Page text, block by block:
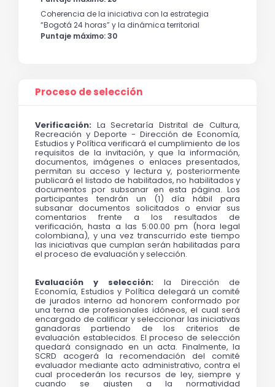
Coherencia de la iniciativa con la estrategia
“Bogotá 24 horas” y la dinámica territorial
Puntaje máximo: 30
Proceso de selección
Verificación: La Secretaría Distrital de Cultura,
Recreación y Deporte - Dirección de Economía,
Estudios y Política verificará el cumplimiento de los
requisitos de la invitación, y que la información,
documentos, imágenes o enlaces presentados,
permitan su acceso y lectura y, posteriormente
publicará el listado de habilitados, no habilitados y
documentos por subsanar en esta página. Los
participantes tendrán un (1) día hábil para
subsanar documentos solicitados o enviar sus
comentarios frente a los resultados de
verificación, hasta a las 5:00.00 pm (hora legal
colombiana), y una vez transcurrido este tiempo
las iniciativas que cumplan serán habilitadas para
el proceso de evaluación y selección.
Evaluación y selección: la Dirección de
Economía, Estudios y Política delegará un comité
de jurados interno ad honorem conformado por
una terna de profesionales idóneos, el cual será
encargado de calificar y seleccionar las iniciativas
ganadoras partiendo de los criterios de
evaluación establecidos. El proceso de selección
quedará consignado en un acta. Finalmente, la
SCRD acogerá la recomendación del comité
evaluador mediante acto administrativo, contra el
cual procederán los recursos de ley, siempre y
cuando se ajusten a la normatividad